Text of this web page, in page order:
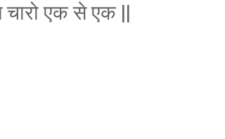
चारो एक सेएक ||